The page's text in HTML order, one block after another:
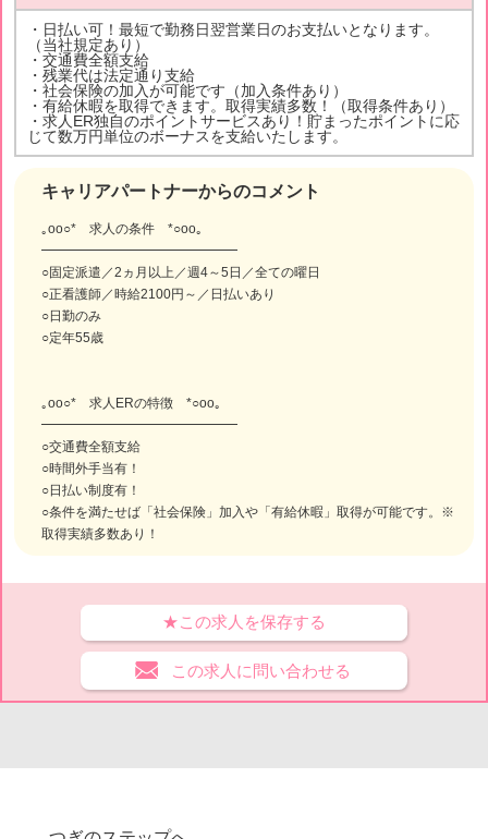
キャリアパートナーからのコメント
｡oо○* 求人の条件 *○оo｡
━━━━━━━━━━━━━━━
○固定派遣／2ヵ月以上／週4～5日／全ての曜日
○正看護師／時給2100円～／日払いあり
○日勤のみ
○定年55歳
｡oо○* 求人ERの特徴 *○оo｡
━━━━━━━━━━━━━━━
○交通費全額支給
○時間外手当有！
○日払い制度有！
○条件を満たせば「社会保険」加入や「有給休暇」取得が可能です。※
取得実績多数あり！
・日払い可！最短で勤務日翌営業日のお支払いとなります。
（当社規定あり）
・交通費全額支給
・残業代は法定通り支給
・社会保険の加入が可能です（加入条件あり）
・有給休暇を取得できます。取得実績多数！（取得条件あり）
・求人ER独自のポイントサービスあり！貯まったポイントに応
じて数万円単位のボーナスを支給いたします。
★この求人を保存する
この求人に問い合わせる